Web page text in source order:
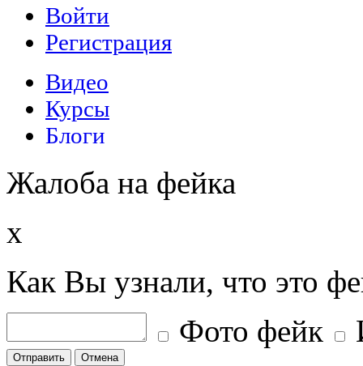
Жалоба на фейка
x
Как Вы узнали, что это
Фото фейк
Отправить Отмена